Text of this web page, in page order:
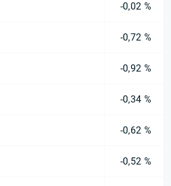
-0,02 %
-0,72 %
-0,92 %
-0,34 %
-0,62 %
-0,52 %